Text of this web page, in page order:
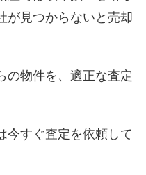
が見つからないと売却
の物件を、適正な査定
今すぐ査定を依頼して